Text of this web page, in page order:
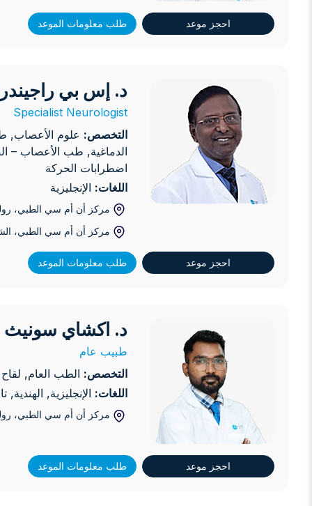
احجز موعد طلب معلومات الموعد
د. إس بي راجيندران
د. إس بي
Specialist Neurologist
التخصص: علوم الأعصاب,
الدماغية, طب الأعصاب –
اضطرابات الحركة
اللغات: الإنجليزية
مركز أن أم سي الطبي،
مركز أن أم سي الطبي،
احجز موعد طلب معلومات الموعد
د. اكشاي سونيث
د. اكشاي سونيث
طبيب عام
التخصص: الطب العام, لقاح
اللغات: الإنجليزية,
مركز أن أم سي الطبي،
احجز موعد طلب معلومات الموعد